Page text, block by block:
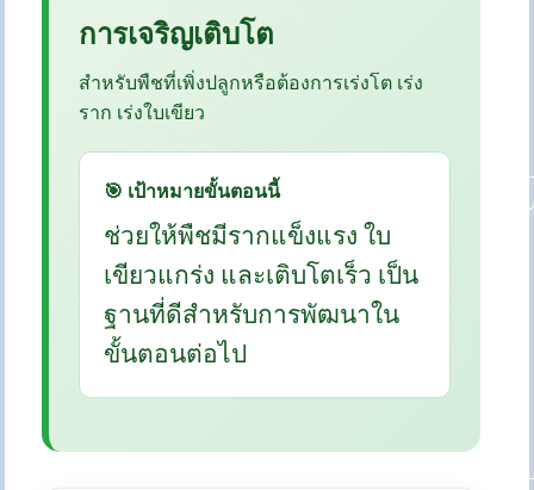
การเจริญเติบโต
สำหรับพืชที่เพิ่งปลูกหรือต้องการเร่งโต เร่ง
ราก เร่งใบเขียว
🎯 เป้าหมายขั้นตอนนี้
ช่วยให้พืชมีรากแข็งแรง ใบ
เขียวแกร่ง และเติบโตเร็ว เป็น
ฐานที่ดีสำหรับการพัฒนาใน
ขั้นตอนต่อไป